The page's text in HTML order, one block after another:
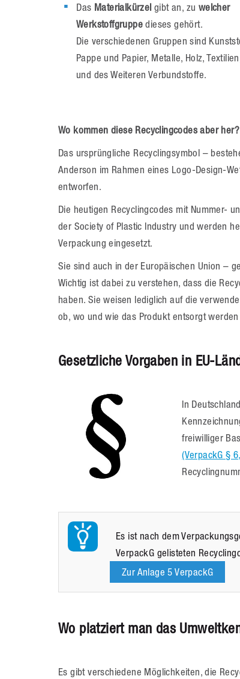
Das Materialkürzelgibt an, zu welcher
Werkstoffgruppe dieses gehört.
Die verschiedenen Gruppen sind
Pappe und Papier, Metalle, Holz,
und des Weiteren Verbundstoffe.
Wo kommen diese Recyclingcodes aber her?
Das ursprüngliche Recyclingsymbol –
Anderson im Rahmen eines Logo-Design-
entworfen.
Die heutigen Recyclingcodes mit Nummer-
der Society of Plastic Industry und werden
Verpackung eingesetzt.
Sie sind auch in der Europäischen Union –
Wichtig ist dabei zu verstehen, dass die
haben. Sie weisen lediglich auf die
ob, wo und wie das Produkt entsorgt
Gesetzliche Vorgaben in EU-
In
freiwilliger
(VerpackG §
Es ist nach dem
VerpackG gelisteten
Zur Anlage 5 VerpackG
Wo platziert man das
Es gibt verschiedene Möglichkeiten, die